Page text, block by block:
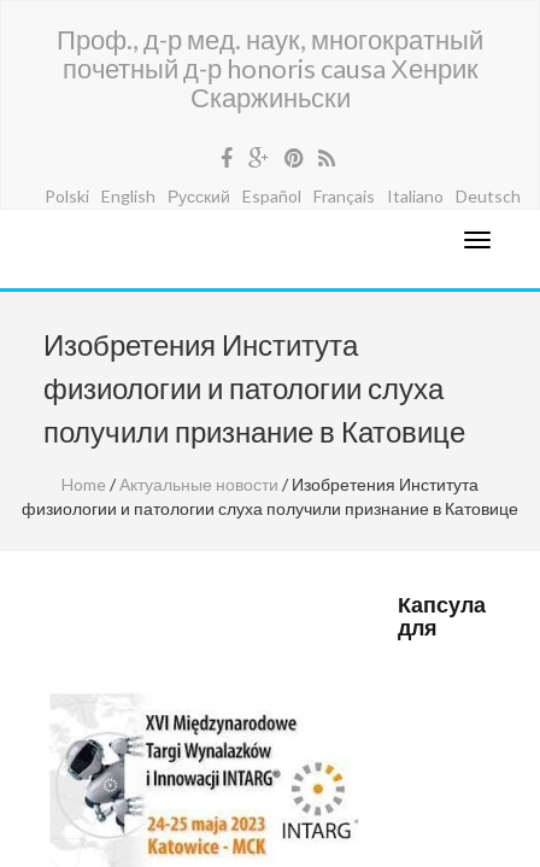
Проф., д-р мед. наук, многократный
почетный д-р honoris causa Хенрик
Скаржиньски
Polski English Русский Español Français Italiano Deutsch
Изобретения Института
физиологии и патологии слуха
получили признание в Катовице
Home /Актуальные новости / Изобретения Института
физиологии и патологии слуха получили признание в Катовице
Капсула
для